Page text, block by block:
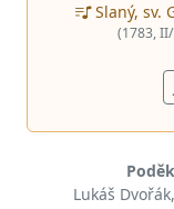
Slaný, sv.
(1783,
Lukáš Dvořák,